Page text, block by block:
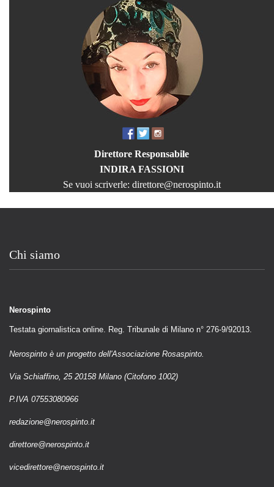
Direttore Responsabile
INDIRA FASSIONI
Se vuoi scriverle: direttore@nerospinto.it
Chi siamo
Nerospinto
Testata giornalistica online. Reg. Tribunale di Milano n° 276-9/92013.
Nerospinto è un progetto dell'Associazione Rosaspinto.
Via Schiaffino, 25 20158 Milano (Citofono 1002)
P.IVA 07553080966
redazione@nerospinto.it
direttore@nerospinto.it
vicedirettore@nerospinto.it